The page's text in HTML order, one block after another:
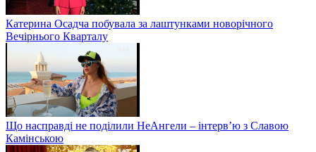
Катерина Осадча побувала за лаштунками новорічного
Вечірнього Кварталу
Що насправді не поділили НеАнгели – інтерв’ю з Славою
Камінською